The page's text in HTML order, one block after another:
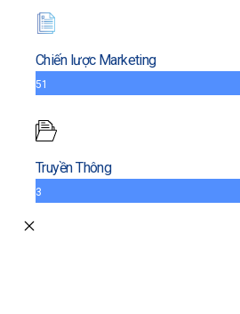
Chiến lược Marketing
51
Truyền Thông
3